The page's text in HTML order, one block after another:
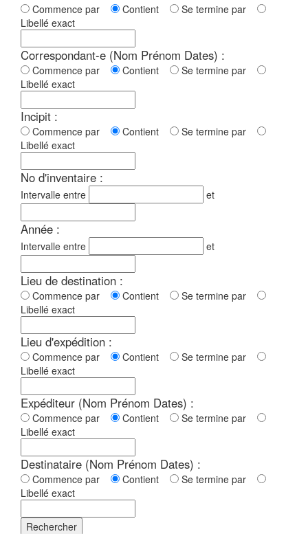
Commence par Contient
Se termine par
Libellé exact
Correspondant-e (Nom Prénom Dates) :
Commence par Contient
Se termine par
Libellé exact
Incipit :
Commence par Contient
Se termine par
Libellé exact
No d'inventaire :
Intervalle entre et
Année :
Intervalle entre et
Lieu de destination :
Commence par Contient
Se termine par
Libellé exact
Lieu d'expédition :
Commence par Contient
Se termine par
Libellé exact
Expéditeur (Nom Prénom Dates) :
Commence par Contient
Se termine par
Libellé exact
Destinataire (Nom Prénom Dates) :
Commence par Contient
Se termine par
Libellé exact
Rechercher